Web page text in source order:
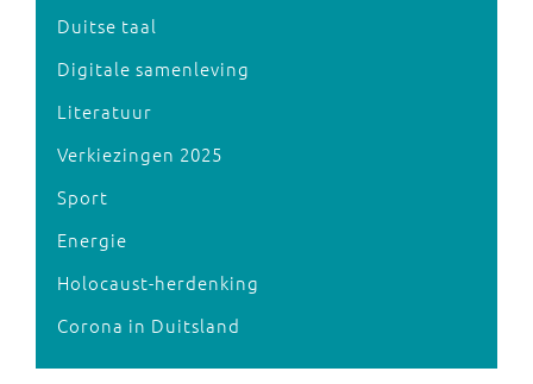
Duitse taal
Digitale samenleving
Literatuur
Verkiezingen 2025
Sport
Energie
Holocaust-herdenking
Corona in Duitsland